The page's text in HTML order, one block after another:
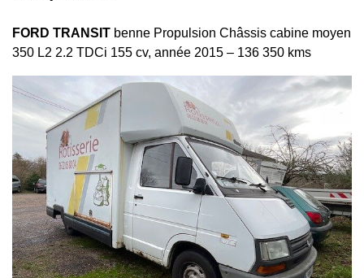
FORD TRANSIT benne Propulsion Châssis cabine moyen
350 L2 2.2 TDCi 155 cv, année 2015 – 136 350 kms